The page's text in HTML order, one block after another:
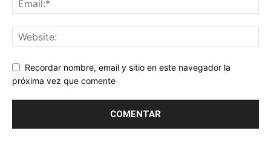
Recordar nombre, email y sitio en este navegador la
próxima vez que comente